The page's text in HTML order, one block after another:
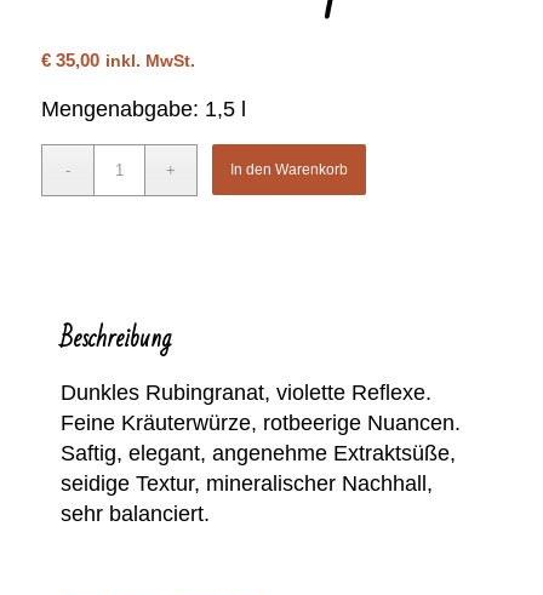
€35,00 inkl. MwSt.
Mengenabgabe: 1,5 l
In den Warenkorb
Beschreibung
Dunkles Rubingranat, violette Reflexe.
Feine Kräuterwürze, rotbeerige Nuancen.
Saftig, elegant, angenehme Extraktsüße,
seidige Textur, mineralischer Nachhall,
sehr balanciert.